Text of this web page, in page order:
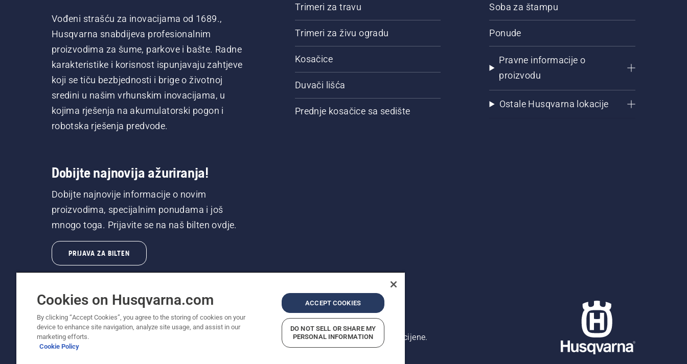
Vođeni strašću za inovacijama od 1689.,
Husqvarna snabdijeva profesionalnim
proizvodima za šume, parkove i bašte. Radne
karakteristike i korisnost ispunjavaju zahtjeve
koji se tiču bezbjednosti i brige o životnoj
sredini u našim vrhunskim inovacijama, u
kojima rješenja na akumulatorski pogon i
robotska rješenja predvode.
Dobijte najnovija ažuriranja!
Dobijte najnovije informacije o novim
proizvodima, specijalnim ponudama i još
mnogo toga. Prijavite se na naš bilten ovdje.
PRIJAVA ZA BILTEN
Trimeri za travu
Trimeri za živu ogradu
Kosačice
Duvači lišća
Prednje kosačice sa sedište
Soba za štampu
Ponude
Pravne informacije o
proizvodu
Ostale Husqvarna lokacije
© Husqvarna AB (publ). Sva prava zadržana. Prikazane cijene su preporučene maloprodajne cijene.
Politika o kolačićima Impresum
Cookies on Husqvarna.com
By clicking “Accept Cookies”, you agree to the storing of cookies on your
device to enhance site navigation, analyze site usage, and assist in our
marketing efforts.
Cookie Policy
ACCEPT COOKIES
DO NOT SELL OR SHARE MY
PERSONAL INFORMATION